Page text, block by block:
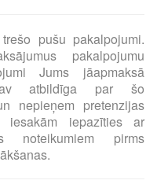
pušu pakalpojumi.
pakalpojumu
Jums jāapmaksā
atbildīga par šo
nepieņem pretenzijas
iepazīties ar
noteikumiem pirms